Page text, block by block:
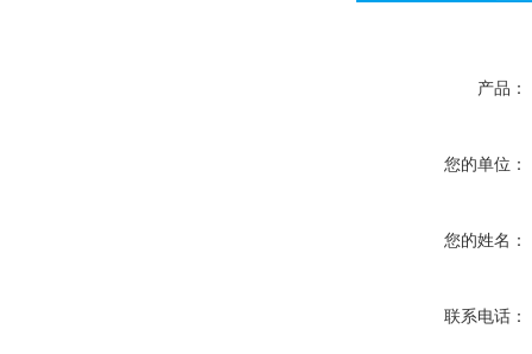
产品：
您的单位：
您的姓名：
联系电话：